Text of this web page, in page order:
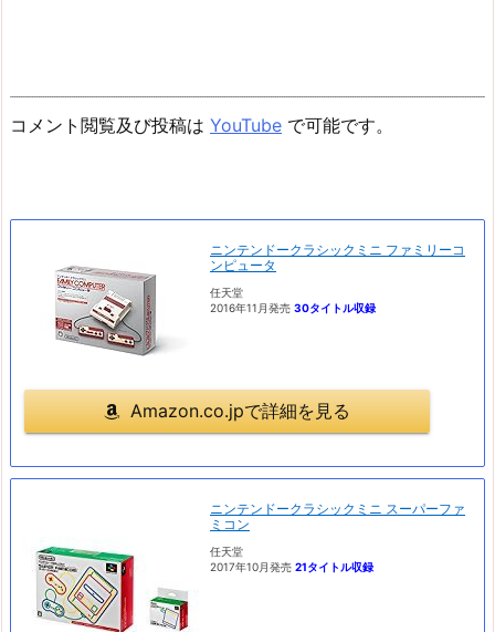
コメント閲覧及び投稿は YouTube で可能です。
ニンテンドークラシックミニ ファミリーコ
ンピュータ
任天堂
2016年11月発売 30タイトル収録
Amazon.co.jpで詳細を見る
ニンテンドークラシックミニ スーパーファ
ミコン
任天堂
2017年10月発売 21タイトル収録